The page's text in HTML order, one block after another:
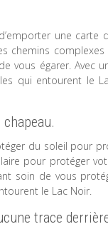
une carte
chemins
vous égarer. Avec
qui entourent le
du soleil pour
pour protéger
soin de vous
le Lac Noir.
trace